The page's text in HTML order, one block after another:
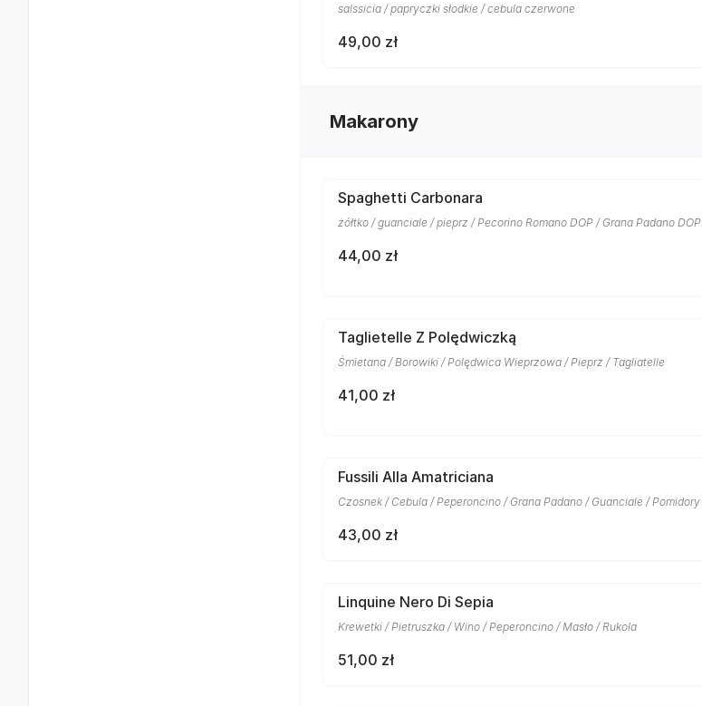
salssicia / papryczki słodkie / cebula czerwone
49,00 zł
Makarony
Spaghetti Carbonara
żółtko / guanciale / pieprz / Pecorino Romano DOP / Grana Padano DOP
44,00 zł
Taglietelle Z Polędwiczką
Śmietana / Borowiki / Polędwica Wieprzowa / Pieprz / Tagliatelle
41,00 zł
Fussili Alla Amatriciana
Czosnek / Cebula / Peperoncino / Grana Padano / Guanciale / Pomidory
43,00 zł
Linquine Nero Di Sepia
Krewetki / Pietruszka / Wino / Peperoncino / Masło / Rukola
51,00 zł